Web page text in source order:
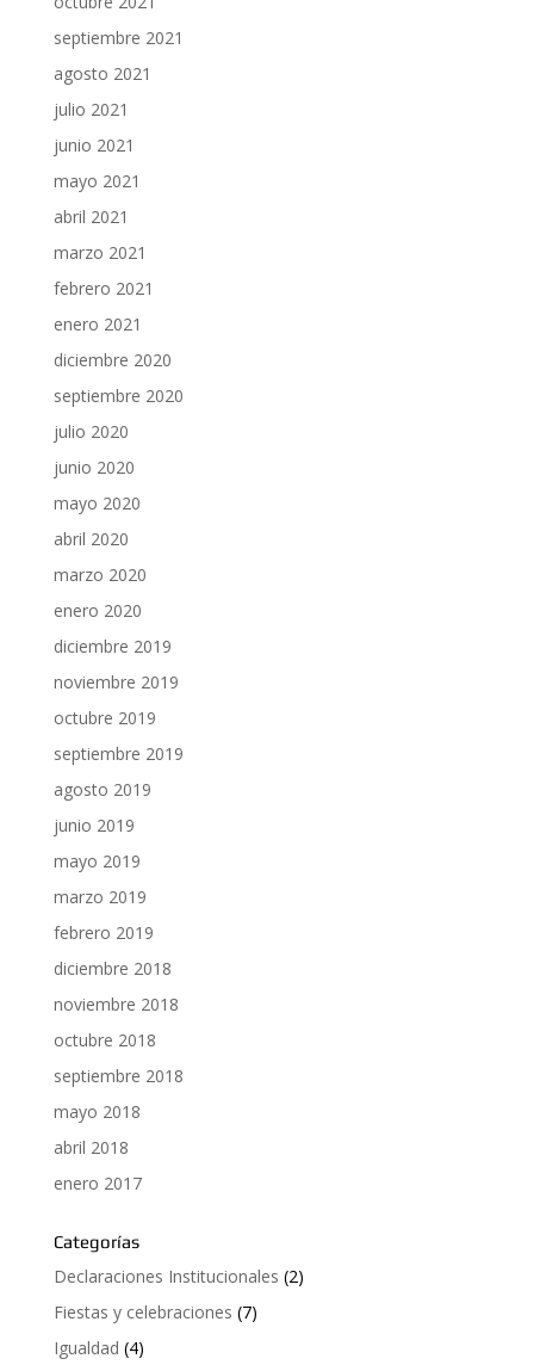
septiembre 2021
agosto 2021
julio 2021
junio 2021
mayo 2021
abril 2021
marzo 2021
febrero 2021
enero 2021
diciembre 2020
septiembre 2020
julio 2020
junio 2020
mayo 2020
abril 2020
marzo 2020
enero 2020
diciembre 2019
noviembre 2019
octubre 2019
septiembre 2019
agosto 2019
junio 2019
mayo 2019
marzo 2019
febrero 2019
diciembre 2018
noviembre 2018
octubre 2018
septiembre 2018
mayo 2018
abril 2018
enero 2017
Categorías
Declaraciones Institucionales (2)
Fiestas y celebraciones (7)
Igualdad (4)